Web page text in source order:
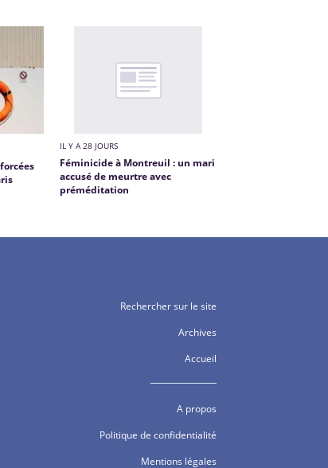
IL Y A 28 JOURS
Féminicide à Montreuil : un mari
accusé de meurtre avec
préméditation
Rechercher sur le site
Archives
Accueil
A propos
Politique de confidentialité
Mentions légales